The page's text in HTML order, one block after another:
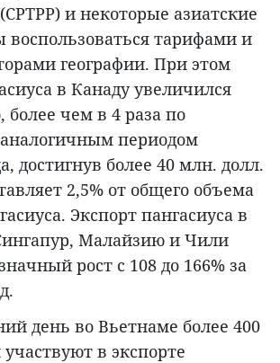
и некоторые азиатские
тарифами и
географии. При этом
в Канаду увеличился
более чем в 4 раза по
периодом
достигнув более 40 млн. долл.
2,5% от общего объема
Экспорт пангасиуса в
Малайзию и Чили
рост с 108 до 166% за
день во Вьетнаме более 400
в экспорте